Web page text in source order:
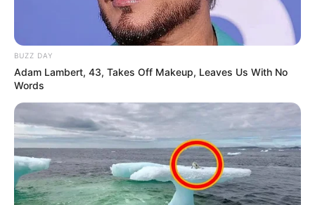
BUZZ DAY
Adam Lambert, 43, Takes Off Makeup, Leaves Us With No
Words